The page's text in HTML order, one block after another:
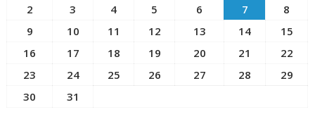
2
3 4 5 6 7
8
9
10 11 12 13 14
15
16
17 18 19 20 21
22
23
24 25 26 27 28
29
30
31